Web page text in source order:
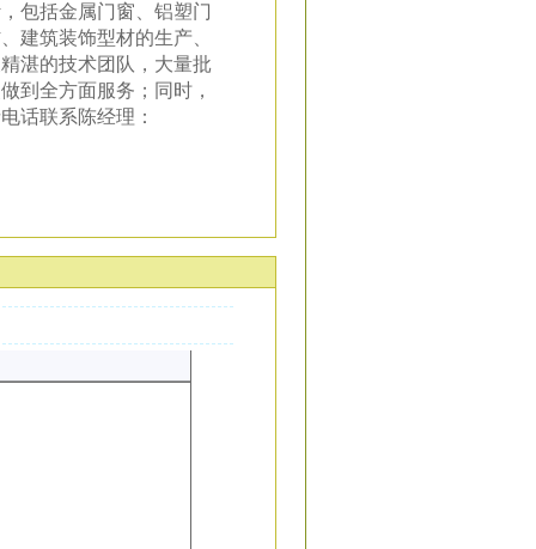
括金属门窗、铝塑门
建筑装饰型材的生产、
湛的技术团队，大量批
到全方面服务；同时，
话联系陈经理：